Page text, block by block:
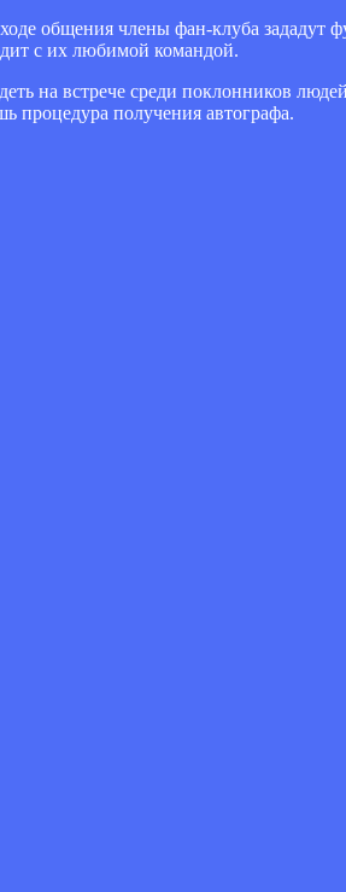
общения члены фан-клуба зададут
с их любимой командой.
на встрече среди поклонников
процедура получения автографа.